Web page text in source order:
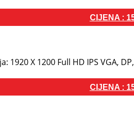
CIJENA :
1920 X 1200 Full HD IPS VGA,
CIJENA :